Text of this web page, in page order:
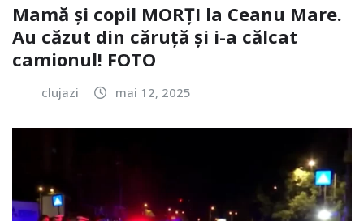
Mamă și copil MORȚI la Ceanu Mare.
Au căzut din căruță și i-a călcat
camionul! FOTO
clujazi mai 12, 2025